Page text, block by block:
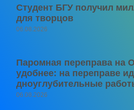
Студент БГУ получил
для творцов
06.08.2026
Паромная переправа на
удобнее: на переправе
дноуглубительные
06.08.2026